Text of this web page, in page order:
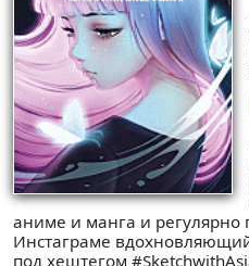
аниме и манга и регулярно
Инстаграме
под хештегом